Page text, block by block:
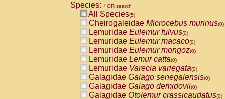
Species: * OR search
All Species(5)
Cheirogaleidae Microcebus murinus(0)
Lemuridae Eulemur fulvus(0)
Lemuridae Eulemur macaco(0)
Lemuridae Eulemur mongoz(0)
Lemuridae Lemur catta(0)
Lemuridae Varecia variegata(0)
Galagidae Galago senegalensis(0)
Galagidae Galago demidovii(0)
Galagidae Otolemur crassicaudatus(0)